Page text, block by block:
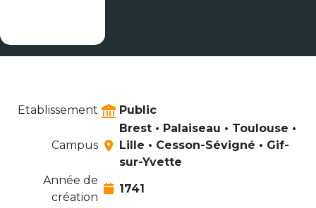
Etablissement Public
Campus
Brest • Palaiseau • Toulouse •
Lille • Cesson-Sévigné • Gif-
sur-Yvette
Année de
création
1741